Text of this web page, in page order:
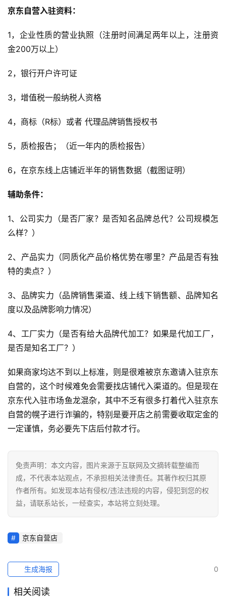
首
球
店
境
百
科
社
媒
营
销
跨
境
导
航
京东自营入驻资料：
1，企业性质的营业执照（注册时间满足两年以上，注册资
金200万以上）
2，银行开户许可证
3，增值税一般纳税人资格
4，商标（R标）或者 代理品牌销售授权书
5，质检报告；（近一年内的质检报告）
6，在京东线上店铺近半年的销售数据（截图证明）
辅助条件：
1、公司实力（是否厂家？是否知名品牌总代？公司规模怎
么样？）
2、产品实力（同质化产品价格优势在哪里？产品是否有独
特的卖点？）
3、品牌实力（品牌销售渠道、线上线下销售额、品牌知名
度以及品牌影响力情况）
4、工厂实力（是否有给大品牌代加工？如果是代加工厂，
是否是知名工厂？）
如果商家均达不到以上标准，则是很难被京东邀请入驻京东
自营的，这个时候难免会需要找店铺代入渠道的。但是现在
京东代入驻市场鱼龙混杂，其中不乏有很多打着代入驻京东
自营的幌子进行诈骗的，特别是要开店之前需要收取定金的
一定谨慎，务必要先下店后付款才行。
免责声明：本文内容，图片来源于互联网及文摘转载整编而
成，不代表本站观点，不承担相关法律责任。其著作权归其原
作者所有。如发现本站有侵权/违法违规的内容，侵犯到您的权
益，请联系站长，一经查实，本站将立刻处理。
京东自营店
0
生成海报
相关阅读